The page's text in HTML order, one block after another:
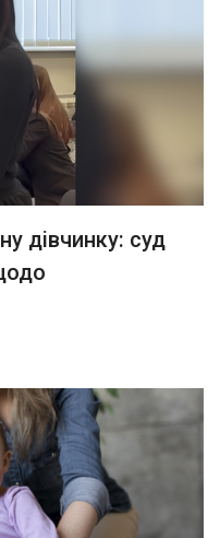
дівчинку: суд